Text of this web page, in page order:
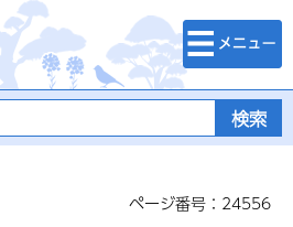
県
検索・メニュ
ー
ページ番号：24556